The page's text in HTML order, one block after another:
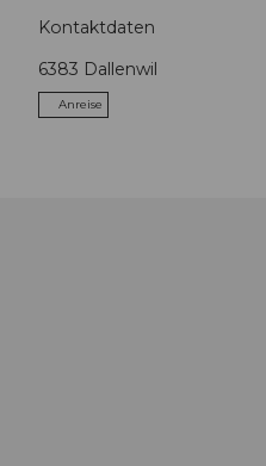
Kontaktdaten
6383 Dallenwil
Anreise